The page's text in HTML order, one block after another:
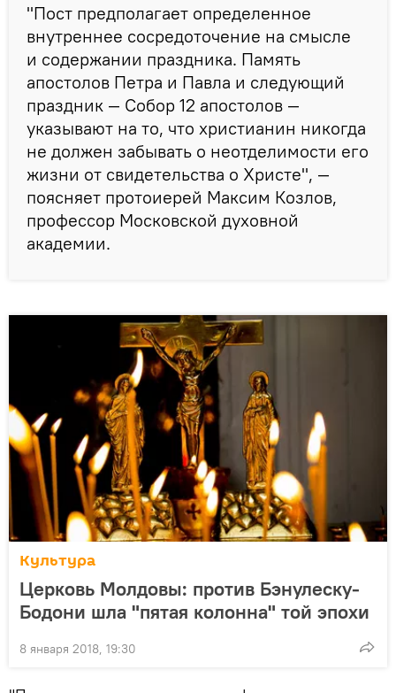
"Пост предполагает определенное
внутреннее сосредоточение на смысле
и содержании праздника. Память
апостолов Петра и Павла и следующий
праздник — Собор 12 апостолов —
указывают на то, что христианин никогда
не должен забывать о неотделимости его
жизни от свидетельства о Христе", —
поясняет протоиерей Максим Козлов,
профессор Московской духовной
академии.
Культура
Церковь Молдовы: против Бэнулеску-
Бодони шла "пятая колонна" той эпохи
8 января 2018, 19:30